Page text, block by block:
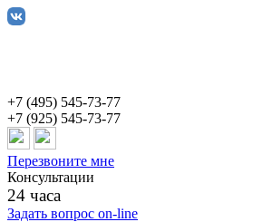
+7 (495) 545-73-77
+7 (925) 545-73-77
Перезвоните мне
Консультации
24 часа
Задать вопрос on-line